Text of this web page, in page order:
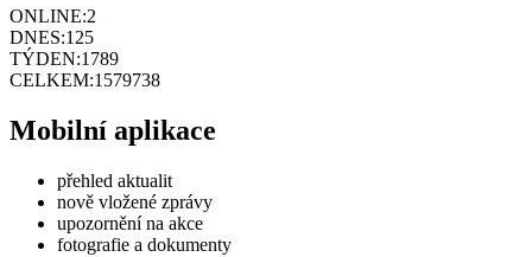
ONLINE:2
DNES:125
TÝDEN:1789
CELKEM:1579738
Mobilní aplikace
přehled aktualit
nově vložené zprávy
upozornění na akce
fotografie a dokumenty